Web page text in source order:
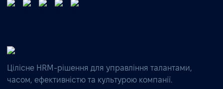
Цілісне HRM-рішення для управління талантами,
часом, ефективністю та культурою компанії.